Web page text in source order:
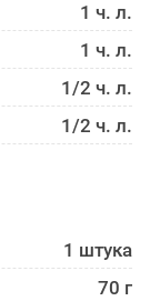
1 ч. л.
1 ч. л.
1/2 ч. л.
1/2 ч. л.
1 штука
70 г